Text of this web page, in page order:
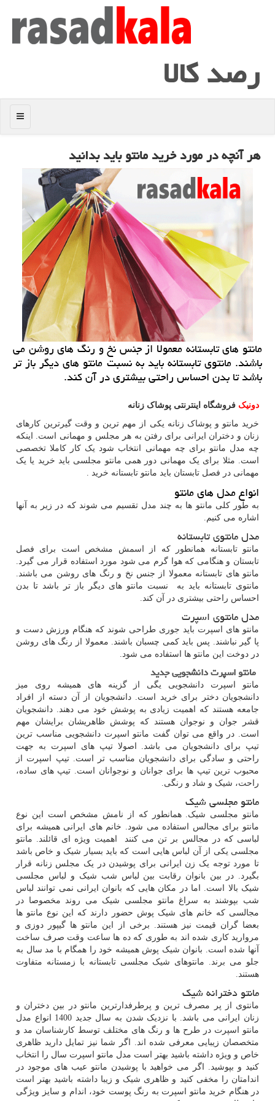
رصد كالا
منو
هر آنچه در مورد خرید مانتو باید بدانید
مانتو های تابستانه معمولا از جنس نخ و رنگ های روشن می
باشند. مانتوی تابستانه باید به نسبت مانتو های دیگر باز تر
باشد تا بدن احساس راحتی بیشتری در آن كند.
دونیک فروشگاه اینترنتی پوشاک زنانه
خرید مانتو و پوشاک زنانه یکی از مهم ترین و وقت گیرترین کارهای
زنان و دختران ایرانی برای رفتن به هر مجلس و مهمانی است. اینکه
چه مدل مانتو برای چه مهمانی انتخاب شود یک کار کاملا تخصصی
است. مثلا برای یک مهمانی دور همی مانتو مجلسی باید خرید یا یک
مهمانی در فصل تابستان باید مانتو تابستانه خرید .
انواع مدل های مانتو
به طور کلی مانتو ها به چند مدل تقسیم می شوند که در زیر به آنها
اشاره می کنیم.
مدل مانتوی تابستانه
مانتو تابستانه همانطور که از اسمش مشخص است برای فصل
تابستان و هنگامی که هوا گرم می شود مورد استفاده قرار می گیرد.
مانتو های تابستانه معمولا از جنس نخ و رنگ های روشن می باشند.
مانتوی تابستانه باید به نسبت مانتو های دیگر باز تر باشد تا بدن
احساس راحتی بیشتری در آن کند.
مدل مانتوی اسپرت
مانتو های اسپرت باید جوری طراحی شوند که هنگام ورزش دست و
پا گیر نباشند. پس باید کمی چسبان باشند. معمولا از رنگ های روشن
در دوخت این مانتو ها استفاده می شود.
مانتو اسپرت دانشجویی جدید
مانتو اسپرت دانشجویی یگی از گزینه های همیشه روی میز
دانشجویان دختر برای خرید است. دانشجویان از آن دسته از افراد
جامعه هستند که اهمیت زیادی به پوشش خود می دهند. دانشجویان
قشر جوان و نوجوان هستند که پوشش ظاهریشان برایشان مهم
است. در واقع می توان گفت مانتو اسپرت دانشجویی مناسب ترین
تیپ برای دانشجویان می باشد. اصولا تیپ های اسپرت به جهت
راحتی و سادگی برای دانشجویان مناسب تر است. تیپ اسپرت از
محبوب ترین تیپ ها برای جوانان و نوجوانان است. تیپ های ساده،
راحت، شیک و شاد و رنگی.
مانتو مجلسی شیک
مانتو مجلسی شیک. همانطور که از نامش مشخص است این نوع
مانتو برای مجالس استفاده می شود. خانم های ایرانی همیشه برای
لباسی که در مجالس بر تن می کنند اهمیت ویژه ای قائلند. مانتو
مجلسی یکی از آن لباس هایی است که باید بسیار شیک و خاص باشد
تا مورد توجه یک زن ایرانی برای پوشیدن در یک مجلس زنانه قرار
بگیرد. در بین بانوان رقابت بین لباس شب شیک و لباس مجلسی
شیک بالا است. اما در مکان هایی که بانوان ایرانی نمی توانند لباس
شب بپوشند به سراغ مانتو مجلسی شیک می روند مخصوصا در
مجالسی که خانم های شیک پوش حضور دارند که این نوع مانتو ها
بعضا گران قیمت نیز هستند. برخی از این مانتو ها گیپور دوزی و
مروارید کاری شده اند به طوری که ده ها ساعت وقت صرف ساخت
آنها شده است. بانوان شیک پوش همیشه خود را همگام با مد سال به
جلو می برند. مانتوهای شیک مجلسی تابستانه با زمستانه متفاوت
هستند.
مانتو دخترانه شیک
مانتوی از پر مصرف ترین و پرطرفدارترین مانتو در بین دختران و
زنان ایرانی می باشد. با نزدیک شدن به سال جدید 1400 انواع مدل
مانتو اسپرت در طرح ها و رنگ های مختلف توسط کارشناسان مد و
متخصصان زیبایی معرفی شده اند. اگر شما نیز تمایل دارید ظاهری
خاص و ویژه داشته باشید بهتر است مدل مانتو اسپرت سال را انتخاب
کنید و بپوشید. اگر می خواهید با پوشیدن مانتو عیب های موجود در
اندامتان را مخفی کنید و ظاهری شیک و زیبا داشته باشید بهتر است
در هنگام خرید مانتو اسپرت به رنگ پوست خود، اندام و سایز ویژگی